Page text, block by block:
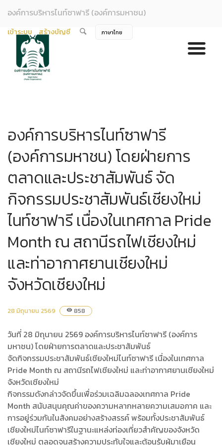
องค์การบริหารไนท์ซาฟารี (องค์การมหาชน)
เข้าระบบ สร้างบัญชี
องค์การบริหารไนท์ซาฟารี
(องค์การมหาชน) โดยฝ่ายการ
ตลาดและประชาสัมพันธ์ จัด
กิจกรรมประชาสัมพันธ์เชียงใหม่
ไนท์ซาฟารี เนื่องในเทศกาล Pride
Month ณ สถานีรถไฟเชียงใหม่
และท่าอากาศยานเชียงใหม่
จังหวัดเชียงใหม่
28 มิถุนายน 2569 visibility 858
วันที่ 28 มิถุนายน 2569 องค์การบริหารไนท์ซาฟารี (องค์การ
มหาชน) โดยฝ่ายการตลาดและประชาสัมพันธ์
จัดกิจกรรมประชาสัมพันธ์เชียงใหม่ไนท์ซาฟารี เนื่องในเทศกาล
Pride Month ณ สถานีรถไฟเชียงใหม่ และท่าอากาศยานเชียงใหม่
จังหวัดเชียงใหม่
กิจกรรมดังกล่าวจัดขึ้นเพื่อร่วมเฉลิมฉลองเทศกาล Pride
Month สนับสนุนคุณค่าของความหลากหลายความเสมอภาค และ
การอยู่ร่วมกันในสังคมอย่างสร้างสรรค์ พร้อมทั้งประชาสัมพันธ์
เชียงใหม่ไนท์ซาฟารีในฐานะแหล่งท่องเที่ยวสำคัญของจังหวัด
เชียงใหม่ ตลอดจนสร้างความประทับใจและต้อนรับผู้มาเยือน